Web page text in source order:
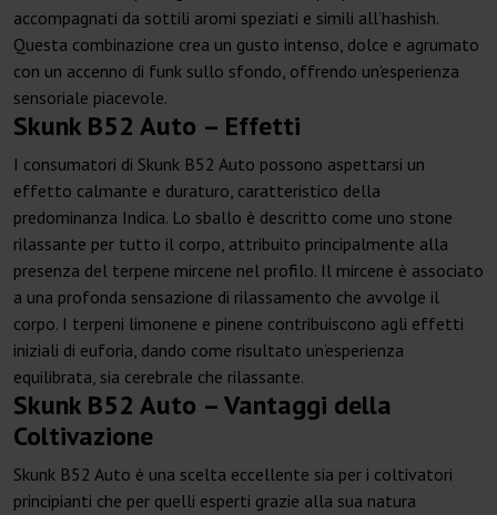
accompagnati da sottili aromi speziati e simili all’hashish.
Questa combinazione crea un gusto intenso, dolce e agrumato
con un accenno di funk sullo sfondo, offrendo un’esperienza
sensoriale piacevole.
Skunk B52 Auto – Effetti
I consumatori di Skunk B52 Auto possono aspettarsi un
effetto calmante e duraturo, caratteristico della
predominanza Indica. Lo sballo è descritto come uno stone
rilassante per tutto il corpo, attribuito principalmente alla
presenza del terpene mircene nel profilo. Il mircene è associato
a una profonda sensazione di rilassamento che avvolge il
corpo. I terpeni limonene e pinene contribuiscono agli effetti
iniziali di euforia, dando come risultato un’esperienza
equilibrata, sia cerebrale che rilassante.
Skunk B52 Auto – Vantaggi della
Coltivazione
Skunk B52 Auto è una scelta eccellente sia per i coltivatori
principianti che per quelli esperti grazie alla sua natura